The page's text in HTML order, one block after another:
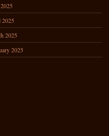
2025
2025